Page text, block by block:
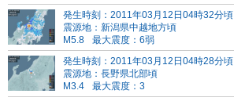
発生時刻：2011年03月12日04時32分頃
震源地：新潟県中越地方頃
M5.8
最大震度：6弱
発生時刻：2011年03月12日04時28分頃
震源地：長野県北部頃
M3.4
最大震度：3